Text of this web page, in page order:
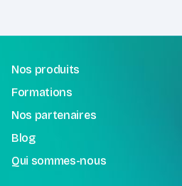
Nos produits
Formations
Nos partenaires
Blog
Qui sommes-nous